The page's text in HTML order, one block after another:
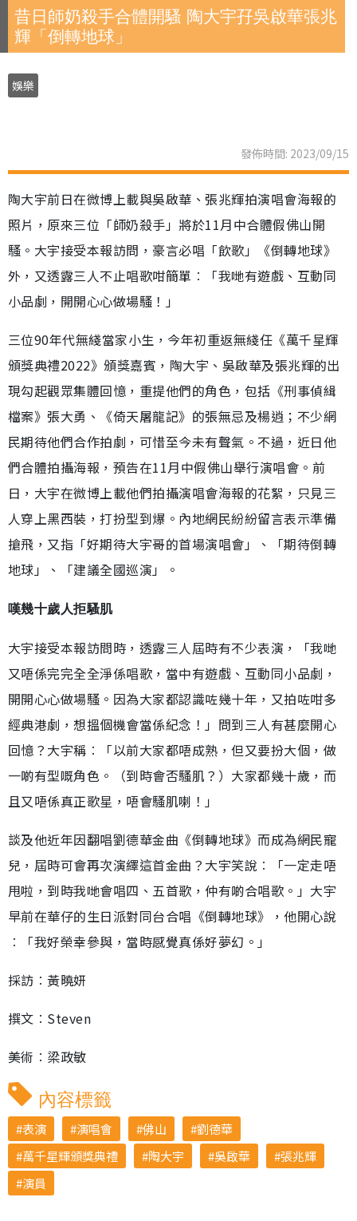
昔日師奶殺手合體開騷 陶大宇孖吳啟華張兆
輝「倒轉地球」
娛樂
發佈時間: 2023/09/15
陶大宇前日在微博上載與吳啟華、張兆輝拍演唱會海報的
照片，原來三位「師奶殺手」將於11月中合體假佛山開
騷。大宇接受本報訪問，豪言必唱「飲歌」《倒轉地球》
外，又透露三人不止唱歌咁簡單︰「我哋有遊戲、互動同
小品劇，開開心心做場騷！」
三位90年代無綫當家小生，今年初重返無綫任《萬千星輝
頒獎典禮2022》頒獎嘉賓，陶大宇、吳啟華及張兆輝的出
現勾起觀眾集體回憶，重提他們的角色，包括《刑事偵緝
檔案》張大勇、《倚天屠龍記》的張無忌及楊逍；不少網
民期待他們合作拍劇，可惜至今未有聲氣。不過，近日他
們合體拍攝海報，預告在11月中假佛山舉行演唱會。前
日，大宇在微博上載他們拍攝演唱會海報的花絮，只見三
人穿上黑西裝，打扮型到爆。內地網民紛紛留言表示準備
搶飛，又指「好期待大宇哥的首場演唱會」、「期待倒轉
地球」、「建議全國巡演」。
嘆幾十歲人拒騷肌
大宇接受本報訪問時，透露三人屆時有不少表演，「我哋
又唔係完完全全淨係唱歌，當中有遊戲、互動同小品劇，
開開心心做場騷。因為大家都認識咗幾十年，又拍咗咁多
經典港劇，想搵個機會當係紀念！」問到三人有甚麼開心
回憶？大宇稱︰「以前大家都唔成熟，但又要扮大個，做
一啲有型嘅角色。（到時會否騷肌？）大家都幾十歲，而
且又唔係真正歌星，唔會騷肌喇！」
談及他近年因翻唱劉德華金曲《倒轉地球》而成為網民寵
兒，屆時可會再次演繹這首金曲？大宇笑說︰「一定走唔
甩啦，到時我哋會唱四、五首歌，仲有啲合唱歌。」大宇
早前在華仔的生日派對同台合唱《倒轉地球》，他開心說
︰「我好榮幸參與，當時感覺真係好夢幻。」
採訪︰黃曉妍
撰文︰Steven
美術︰梁政敏
內容標籤
表演 演唱會 佛山
劉德華
萬千星輝頒獎典禮
陶大宇 吳啟華
張兆輝
演員